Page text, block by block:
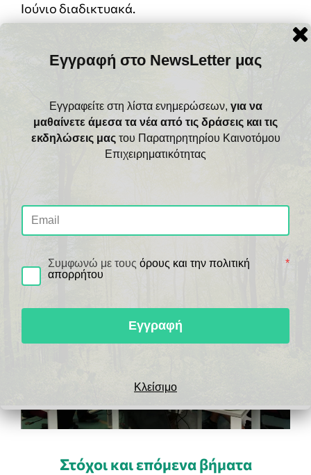
Ιούνιο διαδικτυακά.
Platform που προορίζεται αποκλειστικά για
PEBBLE-R qcLAMP Platform. Η έκδοση αυτή,
προωθείται σε ερευνητές και εταιρίες σε
παγκόσμια κλίμακα, προκειμένου να
επιταχύνει την ανάπτυξη νέων διαγνωστικών
Στόχοι και επόμενα βήματα
Εγγραφή στο NewsLetter μας
Εγγραφείτε στη λίστα ενημερώσεων, για να
μαθαίνετε άμεσα τα νέα από τις δράσεις και τις
εκδηλώσεις μας του Παρατηρητηρίου Καινοτόμου
Επιχειρηματικότητας
Συμφωνώ με τουςόρους και την πολιτική
απορρήτου
*
Εγγραφή
Κλείσιμο